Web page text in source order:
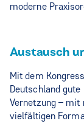
moderne
Austausch
Mit dem
Deutschland
Vernetzung – mit
vielfältigen